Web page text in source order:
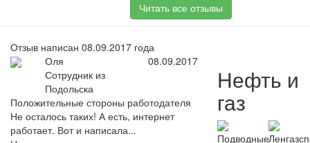
Читать все отзывы
Отзыв написан 08.09.2017 года
Оля
Сотрудник из
Подольска
08.09.2017
Положительные стороны работодателя
Не осталось таких! А есть, интернет
работает. Вот и написала...
Нефть и
газ